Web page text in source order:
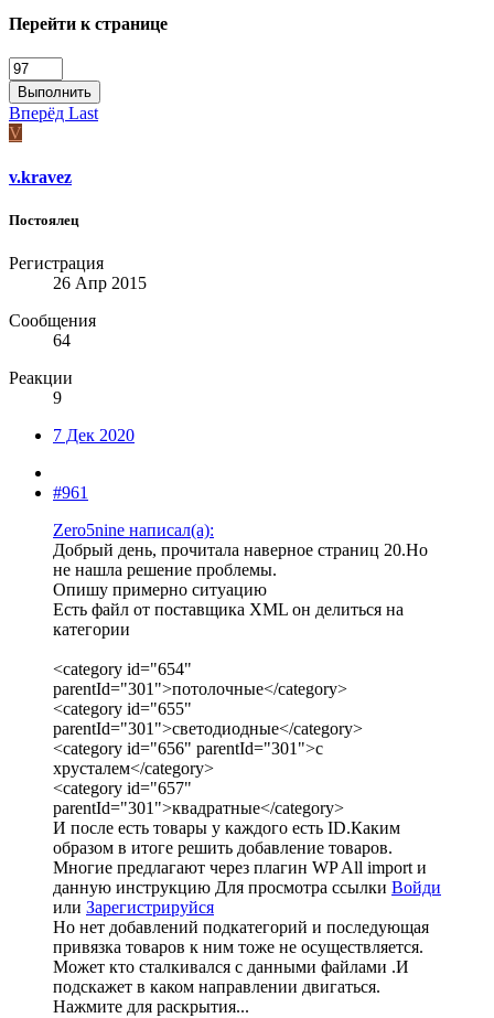
Перейти к странице
Выполнить
Вперёд Last
V
v.kravez
Постоялец
Регистрация
26 Апр 2015
Сообщения
64
Реакции
9
7 Дек 2020
#961
Zero5nine написал(а):
Добрый день, прочитала наверное страниц 20.Но
не нашла решение проблемы.
Опишу примерно ситуацию
Есть файл от поставщика XML он делиться на
категории
<category id="654"
parentId="301">потолочные</category>
<category id="655"
parentId="301">светодиодные</category>
<category id="656" parentId="301">с
хрусталем</category>
<category id="657"
parentId="301">квадратные</category>
И после есть товары у каждого есть ID.Каким
образом в итоге решить добавление товаров.
Многие предлагают через плагин WP All import и
данную инструкцию Для просмотра ссылки Войди
или Зарегистрируйся
Но нет добавлений подкатегорий и последующая
привязка товаров к ним тоже не осуществляется.
Может кто сталкивался с данными файлами .И
подскажет в каком направлении двигаться.
Нажмите для раскрытия...